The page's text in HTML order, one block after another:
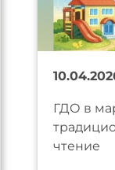
ГДО в
чтение